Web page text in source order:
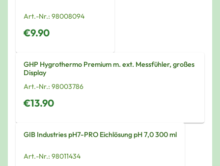
Art.-Nr.: 98008094
€9.90
GHP Hygrothermo Premium m. ext. Messfühler, großes
Display
Art.-Nr.: 98003786
€13.90
GIB Industries pH7-PRO Eichlösung pH 7,0 300 ml
Art.-Nr.: 98011434